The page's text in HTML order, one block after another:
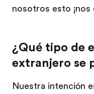
nosotros esto ¡nos
¿Qué tipo de
extranjero se
Nuestra intención